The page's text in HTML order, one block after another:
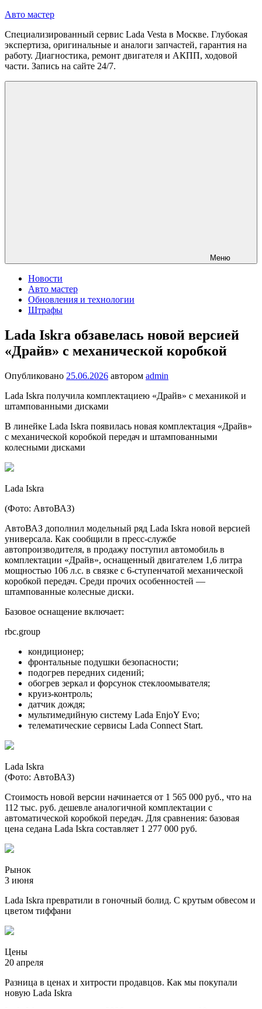
Перейти
содержимому
Авто мастер
Специализированный сервис Lada Vesta в Москве. Глубокая
экспертиза, оригинальные и аналоги запчастей, гарантия на
работу. Диагностика, ремонт двигателя и АКПП, ходовой
части. Запись на сайте 24/7.
Меню
Новости
Авто мастер
Обновления и технологии
Штрафы
Lada Iskra обзавелась новой версией
«Драйв» с механической коробкой
Опубликовано 25.06.2026 автором admin
Lada Iskra получила комплектациею «Драйв» с механикой и
штампованными дисками
В линейке Lada Iskra появилась новая комплектация «Драйв»
с механической коробкой передач и штампованными
колесными дисками
Lada Iskra
(Фото: АвтоВАЗ)
АвтоВАЗ дополнил модельный ряд Lada Iskra новой версией
универсала. Как сообщили в пресс-службе
автопроизводителя, в продажу поступил автомобиль в
комплектации «Драйв», оснащенный двигателем 1,6 литра
мощностью 106 л.с. в связке с 6-ступенчатой механической
коробкой передач. Среди прочих особенностей —
штампованные колесные диски.
Базовое оснащение включает:
rbc.group
кондиционер;
фронтальные подушки безопасности;
подогрев передних сидений;
обогрев зеркал и форсунок стеклоомывателя;
круиз-контроль;
датчик дождя;
мультимедийную систему Lada EnjoY Evo;
телематические сервисы Lada Connect Start.
Lada Iskra
(Фото: АвтоВАЗ)
Стоимость новой версии начинается от 1 565 000 руб., что на
112 тыс. руб. дешевле аналогичной комплектации с
автоматической коробкой передач. Для сравнения: базовая
цена седана Lada Iskra составляет 1 277 000 руб.
Рынок
3 июня
Lada Iskra превратили в гоночный болид. С крутым обвесом и
цветом тиффани
Цены
20 апреля
Разница в ценах и хитрости продавцов. Как мы покупали
новую Lada Iskra